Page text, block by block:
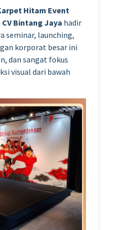
Hitam Event
CV Bintang Jaya hadir
seminar, launching,
korporat besar ini
dan sangat fokus
visual dari bawah